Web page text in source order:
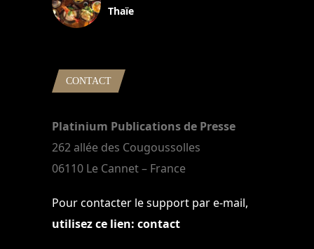
Thaïe
CONTACT
Platinium Publications de Presse
262 allée des Cougoussolles
06110 Le Cannet – France
Pour contacter le support par e-mail,
utilisez ce lien: contact